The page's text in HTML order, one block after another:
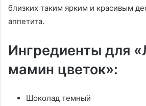
близких таким ярким и красивым
аппетита.
Ингредиенты для
мамин цветок»:
Шоколад темный